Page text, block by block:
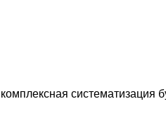
систематизация